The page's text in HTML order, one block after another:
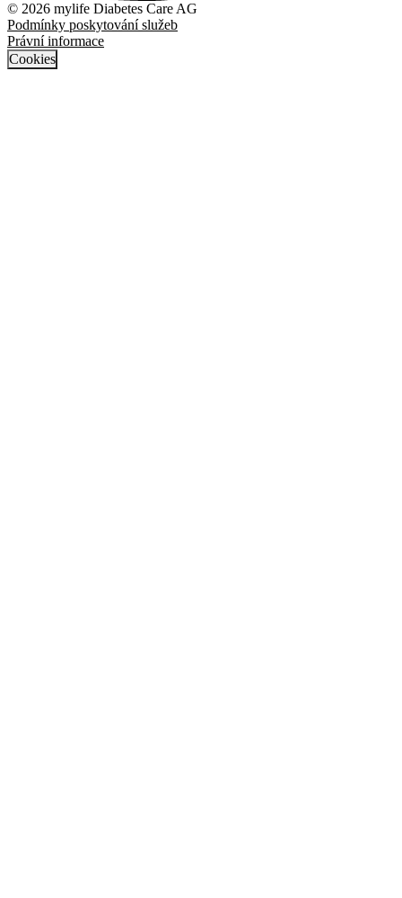
© 2026 mylife Diabetes Care AG
Podmínky poskytování služeb
Právní informace
Cookies